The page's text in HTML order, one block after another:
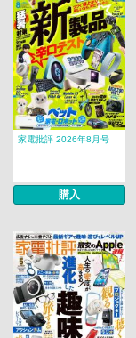
家電批評 2026年8月号
購入